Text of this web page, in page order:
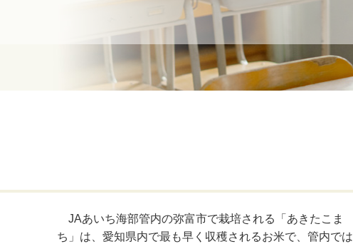
JAあいち海部管内の弥富市で栽培される「あきたこま
ち」は、愛知県内で最も早く収穫されるお米で、管内では